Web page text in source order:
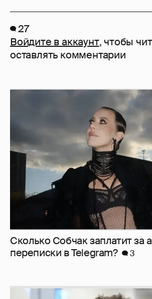
27
Войдите в аккаунт, чтобы
оставлять комментарии
Сколько Собчак заплатит за
перeписки в Telegram?
3